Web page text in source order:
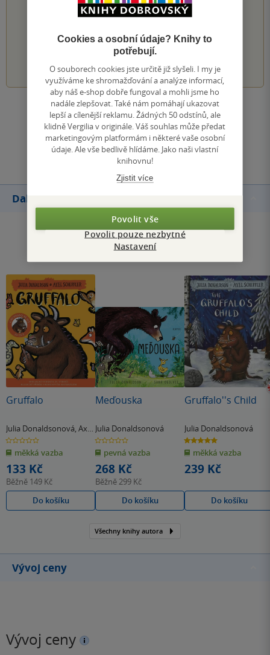
PŘIDEJTE SVÉ HODNOCENÍ KNIHY
Zobrazit všechna hodnocení
Přidat hodnocení
Další knihy autora
Gruffalo
Julia Donaldsonová, Axel
Scheffler
0.0
z
5
hvězdiček
měkká vazba
133 Kč
Běžně 149 Kč
Do košíku
Meďouska
Julia Donaldsonová
0.0
z
5
hvězdiček
pevná vazba
268 Kč
Běžně299 Kč
Do košíku
Gruffalo''s Child
Julia Donaldsonová
5.0
z
5
hvězdiček
měkká vazba
239 Kč
Do košíku
Všechny knihy autora
Vývoj ceny
Vývoj ceny
Cookies a osobní údaje? Knihy to
potřebují.
O souborech cookies jste určitě již slyšeli. I my je
využíváme ke shromažďování a analýze informací,
aby náš e-shop dobře fungoval a mohli jsme ho
nadále zlepšovat. Také nám pomáhají ukazovat
lepší a cílenější reklamu. Žádných 50 odstínů, ale
klidně Vergilia v originále. Váš souhlas může předat
marketingovým platformám i některé vaše osobní
údaje. Ale vše bedlivě hlídáme. Jako naši vlastní
knihovnu!
Zjistit více
Povolit vše
Povolit pouze nezbytné
Nastavení